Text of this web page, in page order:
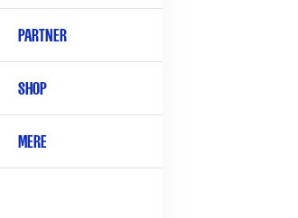
PARTNER
SHOP
MERE